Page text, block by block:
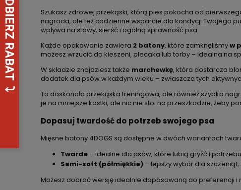
Szukasz zdrowej przekąski, którą pies pokocha od
nagroda, ale też codzienne wsparcie dla kondycji Twojego
wpływa na stawy, sierść i ogólną sprawność psa.
Każde opakowanie zawiera 2 batony, które zamknęliśmyw
możesz wrzucić do kieszeni, plecaka lub torby – idealna na
W składzie znajdziesz także marchewkę, która dostarcza
dodatek dla psów w każdym wieku – zwłaszcza tych
To doskonała przekąska treningowa, ale również szybka
je na mniejsze kostki, ale nic nie stoi na przeszkodzie, żeby
Dopasuj twardość do potrzeb swojego psa
Mięsne batony 4DOGS są dostępne w dwóch wariantach
Twarde – idealne dla psów, które lubią gryźć i
Semi-soft (półmiękkie) – lepszy wybór dla
Możesz dobrać wersję idealnie dopasowaną do preferencji i